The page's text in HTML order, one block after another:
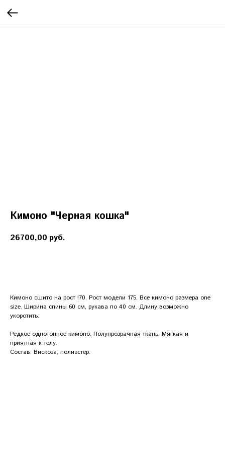
Кимоно "Черная кошка"
26700,00 руб.
Кимоно сшито на рост !70. Рост модели 175. Все кимоно размера one
size. Ширина спины 60 см, рукава по 40 см. Длину возможно
укоротить.
Редкое однотонное кимоно. Полупрозрачная ткань. Мягкая и
приятная к телу.
Состав: Вискоза, полиэстер.